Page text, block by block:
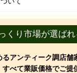
くり市場が選ば
るアンティーク調店舗
すべて業販価格でご提